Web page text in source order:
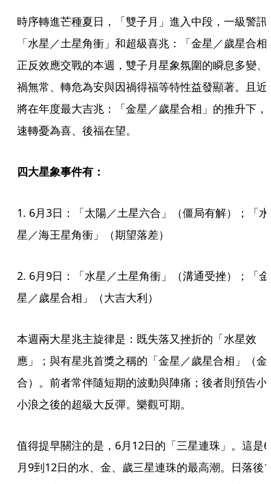
時序轉進芒種夏日，「雙子月」進入中段，一級警訊
「水星／土星角衝」和超級喜兆：「金星／歲星合相
正反效應交戰的本週，雙子月星象氛圍的瞬息多變、
禍無常、轉危為安與因禍得福等特性益發顯著。且近
將在年度最大吉兆：「金星／歲星合相」的推升下，
速轉憂為喜、後福在望。
四大星象事件有：
1. 6月3日：「太陽／土星六合」（僵局有解）；「水
星／海王星角衝」（期望落差）
2. 6月9日：「水星／土星角衝」（溝通受挫）；「金
星／歲星合相」（大吉大利）
本週兩大星兆主旋律是：既失落又挫折的「水星效
應」；與有星兆首獎之稱的「金星／歲星合相」（金
合）。前者常伴隨短期的波動與陣痛；後者則預告小
小浪之後的超級大反彈。樂觀可期。
值得提早關注的是，6月12日的「三星連珠」。這是6
月9到12日的水、金、歲三星連珠的最高潮。日落後1